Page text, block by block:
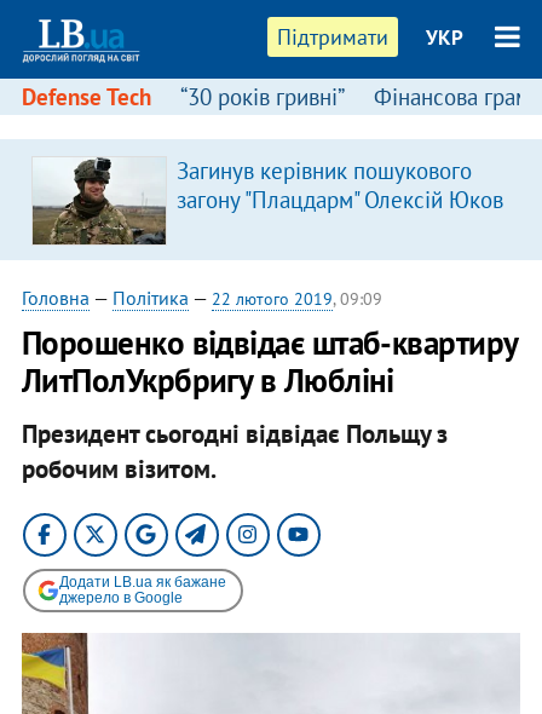
Підтримати УКР
Defense Tech “30 років гривні” Фінансова
Загинув керівник пошукового
загону "Плацдарм" Олексій Юков
Головна — Політика — 22 лютого 2019, 09:09
Порошенко відвідає штаб-квартиру
ЛитПолУкрбригу в Любліні
Президент сьогодні відвідає Польщу з
робочим візитом.
Додати LB.ua як бажане
джерело в Google